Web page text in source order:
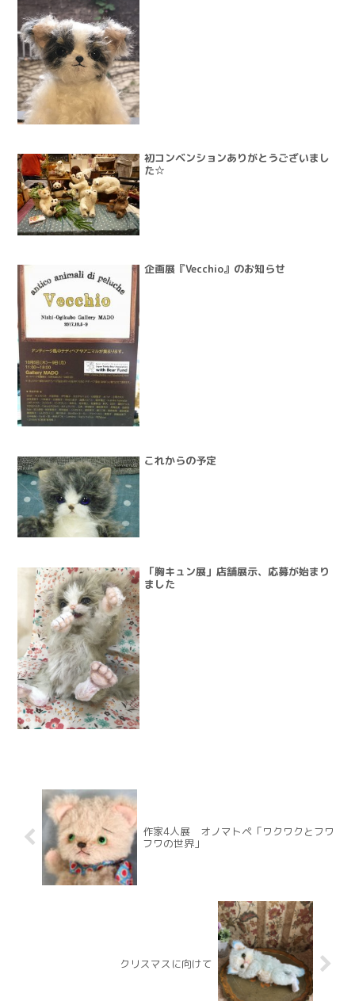
初コンベンションありがとうございまし
た☆
企画展『Vecchio』のお知らせ
これからの予定
「胸キュン展」店舗展示、応募が始まり
ました
作家4人展 オノマトペ「ワクワクとフワ
フワの世界」
クリスマスに向けて